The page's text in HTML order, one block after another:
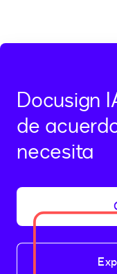
Docusign
de
necesita